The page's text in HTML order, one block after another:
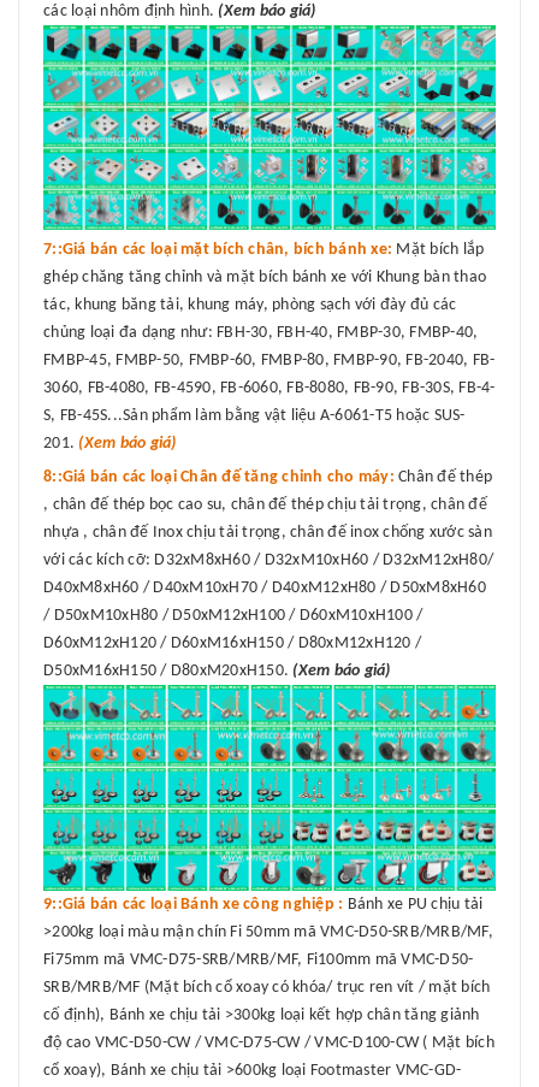
các loại nhôm định hình. (Xem báo giá)
7::Giá bán các loại mặt bích chân, bích bánh xe: Mặt bích lắp
ghép chăng tăng chỉnh và mặt bích bánh xe với Khung bàn thao
tác, khung băng tải, khung máy, phòng sạch với đày đủ các
chủng loại đa dạng như: FBH-30, FBH-40, FMBP-30, FMBP-40,
FMBP-45, FMBP-50, FMBP-60, FMBP-80, FMBP-90, FB-2040, FB-
3060, FB-4080, FB-4590, FB-6060, FB-8080, FB-90, FB-30S, FB-4-
S, FB-45S...Sản phẩm làm bằng vật liệu A-6061-T5 hoặc SUS-
201. (Xem báo giá)
8::Giá bán các loại Chân đế tăng chỉnh cho máy: Chân đế thép
, chân đế thép bọc cao su, chân đế thép chịu tải trọng, chân đế
nhựa , chân đế Inox chịu tải trọng, chân đế inox chống xước sàn
với các kích cỡ: D32xM8xH60 / D32xM10xH60 / D32xM12xH80/
D40xM8xH60 / D40xM10xH70 / D40xM12xH80 / D50xM8xH60
/ D50xM10xH80 / D50xM12xH100 / D60xM10xH100 /
D60xM12xH120 / D60xM16xH150 / D80xM12xH120 /
D50xM16xH150 / D80xM20xH150. (Xem báo giá)
9::Giá bán các loại Bánh xe công nghiệp : Bánh xe PU chịu tải
>200kg loại màu mận chín Fi 50mm mã VMC-D50-SRB/MRB/MF,
Fi75mm mã VMC-D75-SRB/MRB/MF, Fi100mm mã VMC-D50-
SRB/MRB/MF (Mặt bích cổ xoay có khóa/ trục ren vít / mặt bích
cố định), Bánh xe chịu tải >300kg loại kết hợp chân tăng giảnh
độ cao VMC-D50-CW / VMC-D75-CW / VMC-D100-CW ( Mặt bích
cổ xoay), Bánh xe chịu tải >600kg loại Footmaster VMC-GD-